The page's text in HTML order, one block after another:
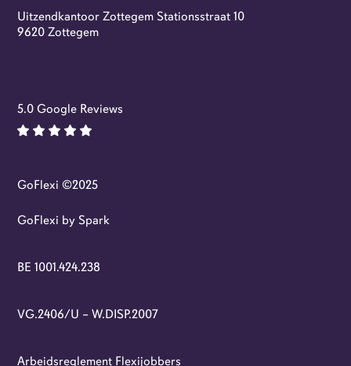
Flexi-jobs
Uitzendkantoor Zottegem Stationsstraat 10
9620 Zottegem
5.0 Google Reviews
GoFlexi ©2025
GoFlexi by Spark
BE 1001.424.238
VG.2406/U – W.DISP.2007
Arbeidsreglement Flexijobbers